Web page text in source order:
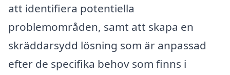
att identifiera potentiella
problemområden, samt att skapa en
skräddarsydd lösning som är anpassad
efter de specifika behov som finns i